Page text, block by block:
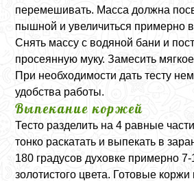
перемешивать. Масса должна
пышной и увеличиться примерно
Снять массу с водяной бани и
просеянную муку. Замесить
При необходимости дать тесту
удобства работы.
Выпекание коржей
Тесто разделить на 4 равные
тонко раскатать и выпекать в
180 градусов духовке примерно
золотистого цвета. Готовые